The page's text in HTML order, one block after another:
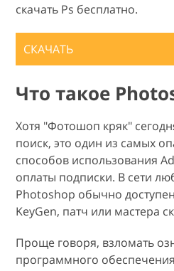
скачать Ps бесплатно.
СКАЧАТЬ
Что такое
Хотя "Фотошоп кряк"
поиск, это один из самых
способов использования
оплаты подписки. В сети
Photoshop обычно
KeyGen, патч или мастера
Проще говоря, взломать
программного